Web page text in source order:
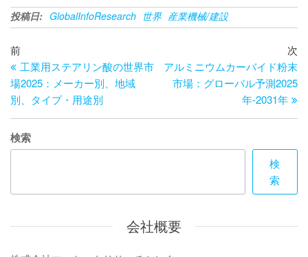
投稿日: GlobalInfoResearch 世界 産業機械/建設
投
稿
ナ
ビ
ゲ
シ
ン
過
去
の
投
稿
前
工業用ステアリン酸の世界市
場2025：メーカー別、地域
別、タイプ・用途別
投
次
アルミニウムカーバイド粉末
市場：グローバル予測2025
年-2031年
検索
検
索
会社概要